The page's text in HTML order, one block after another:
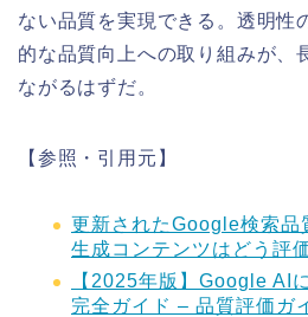
ない品質を実現できる。透明性
的な品質向上への取り組みが、
ながるはずだ。
【参照・引用元】
更新されたGoogle検索品
生成コンテンツはどう評
【2025年版】Google AI
完全ガイド – 品質評価ガ